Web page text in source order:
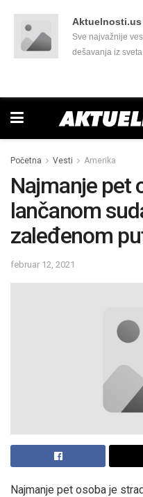
Aktuelnosti.us
Sve najvažnije
dešavanja iz
još mnogo toga
Početna Vesti Amerika
Najmanje pet
lančanom
zaleđenom
februar 12, 2021
Najmanje pet osoba je